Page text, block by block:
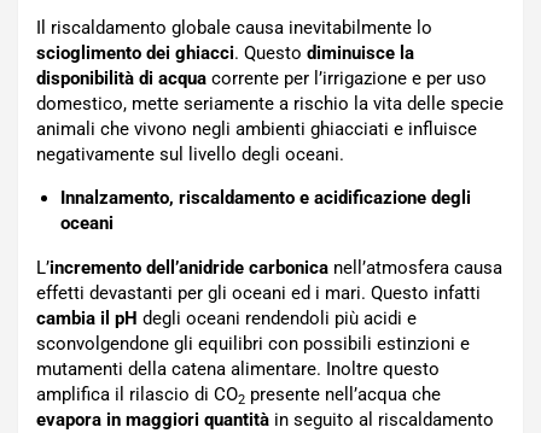
Il riscaldamento globale causa inevitabilmente lo
scioglimento dei ghiacci. Questo diminuisce la
disponibilità di acqua corrente per l’irrigazione e per uso
domestico, mette seriamente a rischio la vita delle specie
animali che vivono negli ambienti ghiacciati e influisce
negativamente sul livello degli oceani.
Innalzamento, riscaldamento e acidificazione degli
oceani
L’incremento dell’anidride carbonica nell’atmosfera causa
effetti devastanti per gli oceani ed i mari. Questo infatti
cambia il pH degli oceani rendendoli più acidi e
sconvolgendone gli equilibri con possibili estinzioni e
mutamenti della catena alimentare. Inoltre questo
amplifica il rilascio di CO2 presente nell’acqua che
evapora in maggiori quantità in seguito al riscaldamento